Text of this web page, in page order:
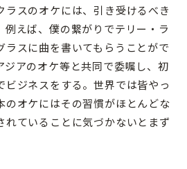
ラスのオケには、引き受けるべき
例えば、僕の繋がりでテリー・ラ
ラスに曲を書いてもらうことがで
ジアのオケ等と共同で委嘱し、初
ビジネスをする。世界では皆やっ
のオケにはその習慣がほとんどな
れていることに気づかないとまず